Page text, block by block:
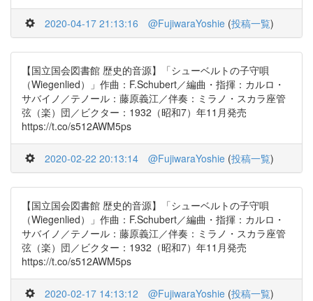
2020-04-17 21:13:16 @FujiwaraYoshie (投稿一覧)
【国立国会図書館 歴史的音源】「シューベルトの子守唄
（Wiegenlied）」作曲：F.Schubert／編曲・指揮：カルロ・
サバイノ／テノール：藤原義江／伴奏：ミラノ・スカラ座管
弦（楽）団／ビクター：1932（昭和7）年11月発売
https://t.co/s512AWM5ps
2020-02-22 20:13:14 @FujiwaraYoshie (投稿一覧)
【国立国会図書館 歴史的音源】「シューベルトの子守唄
（Wiegenlied）」作曲：F.Schubert／編曲・指揮：カルロ・
サバイノ／テノール：藤原義江／伴奏：ミラノ・スカラ座管
弦（楽）団／ビクター：1932（昭和7）年11月発売
https://t.co/s512AWM5ps
2020-02-17 14:13:12 @FujiwaraYoshie (投稿一覧)